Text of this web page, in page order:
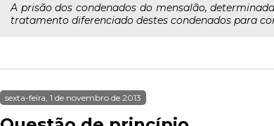
A prisão dos condenados do mensalão,
tratamento diferenciado destes condenados para
sexta-feira, 1 de novembro de 2013